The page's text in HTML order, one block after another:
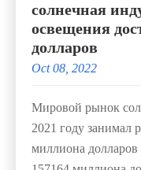
солнечная
освещения
долларов
Oct 08, 2022
Мировой рынок
2021 году занимал
миллиона